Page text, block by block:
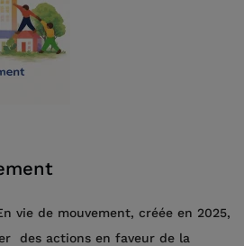
vie de mouvement, créée en 2025,
des actions en faveur de la